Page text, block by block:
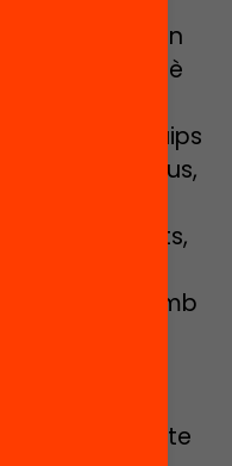
al món
a conèixer què
a la
equips
educatius,
estudiants,
amb
‘
en directe